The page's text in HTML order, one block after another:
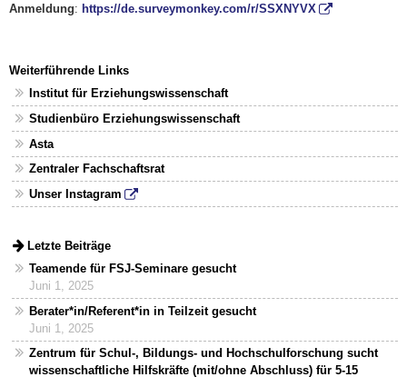
Anmeldung: https://de.surveymonkey.com/r/SSXNYVX
Weiterführende Links
Institut für Erziehungswissenschaft
Studienbüro Erziehungswissenschaft
Asta
Zentraler Fachschaftsrat
Unser Instagram
Letzte Beiträge
Teamende für FSJ-Seminare gesucht
Juni 1, 2025
Berater*in/Referent*in in Teilzeit gesucht
Juni 1, 2025
Zentrum für Schul-, Bildungs- und Hochschulforschung sucht
wissenschaftliche Hilfskräfte (mit/ohne Abschluss) für 5-15